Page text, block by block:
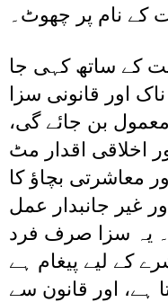
کے نام پر چھوٹ۔
کے ساتھ کہی جا
اور قانونی سزا
بن جائے گی،
اخلاقی اقدار مٹ
معاشرتی بچاؤ کا
غیر جانبدار عمل
یہ سزا صرف فرد
کے لیے پیغام ہے
ہے، اور قانون سے